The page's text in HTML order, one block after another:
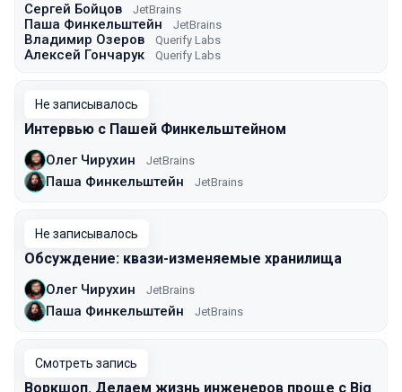
Сергей Бойцов JetBrains
Паша Финкельштейн JetBrains
Владимир Озеров Querify Labs
Алексей Гончарук Querify Labs
Не записывалось
Интервью с Пашей Финкельштейном
Олег Чирухин JetBrains
Паша Финкельштейн JetBrains
Не записывалось
Обсуждение: квази-изменяемые хранилища
Олег Чирухин JetBrains
Паша Финкельштейн JetBrains
Смотреть запись
Воркшоп. Делаем жизнь инженеров проще с Big